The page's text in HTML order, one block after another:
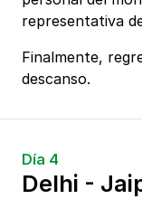
representativa
Finalmente,
descanso.
Día 4
Delhi -